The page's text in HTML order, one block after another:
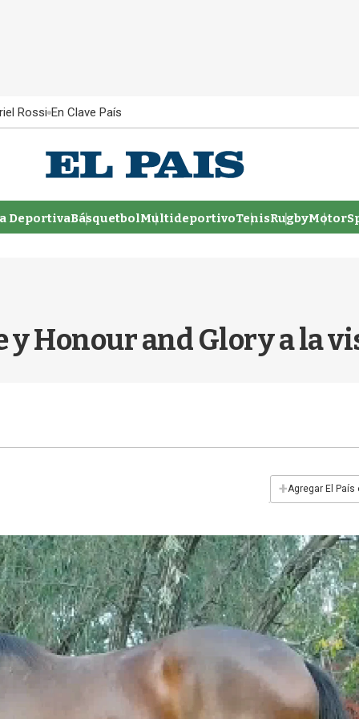
Rossi En Clave País
DeportivaBásquetbolMultideportivoTenisRugby
y Honour and Glory a la
+Agregar El País